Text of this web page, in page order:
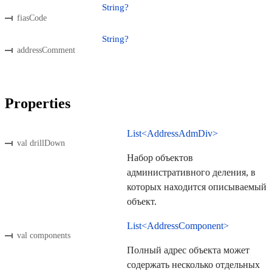
fiasCode
String?
addressComment
String?
Properties
val drillDown
List<AddressAdmDiv>
Набор объектов
административного деления, в
которых находится описываемый
объект.
val components
List<AddressComponent>
Полный адрес объекта может
содержать несколько отдельных